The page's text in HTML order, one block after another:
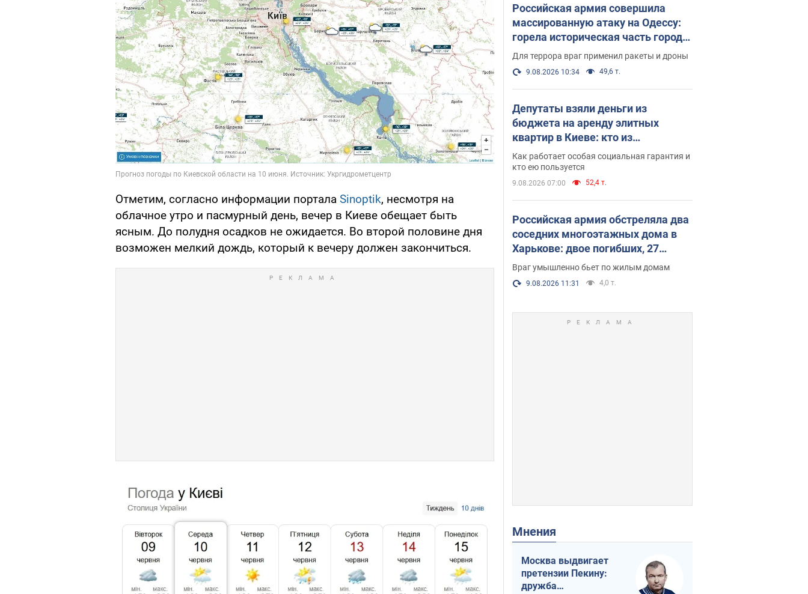
Отметим, согласно информации портала Sinoptik, несмотря на
облачное утро и пасмурный день, вечер в Киеве обещает быть
ясным. До полудня осадков не ожидается. Во второй половине дня
возможен мелкий дождь, который к вечеру должен закончиться.
Российская армия совершила
массированную атаку на Одессу:
горела историческая часть города,
есть пострадавшие. Фото и видео
Для террора враг применил ракеты и дроны
9.08.2026 10:34 49,6 т.
Депутаты взяли деньги из
бюджета на аренду элитных
квартир в Киеве: кто из
парламентариев просил средства
и где поселился
Как работает особая социальная гарантия и
кто ею пользуется
9.08.2026 07:00 52,4 т.
Российская армия обстреляла два
соседних многоэтажных дома в
Харькове: двое погибших, 27
пострадавших
Враг умышленно бьет по жилым домам
9.08.2026 11:31 4,0 т.
Мнения
Москва выдвигает
претензии Пекину:
дружба